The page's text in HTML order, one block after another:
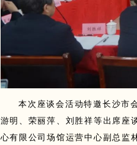
本次座谈会活动特邀长沙市
游明、荣丽萍、刘胜祥等出席座
心有限公司场馆运营中心副总监